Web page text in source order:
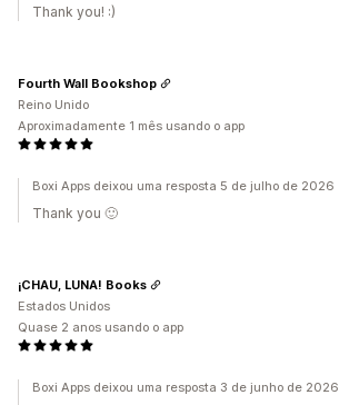
Thank you! :)
Fourth Wall Bookshop
Reino Unido
Aproximadamente 1 mês usando o app
Boxi Apps deixou uma resposta 5 de julho de 2026
Thank you 🙂
¡CHAU, LUNA! Books
Estados Unidos
Quase 2 anos usando o app
Boxi Apps deixou uma resposta 3 de junho de 2026